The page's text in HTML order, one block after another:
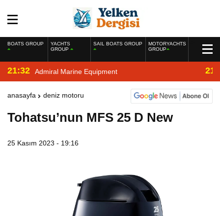
BOATS GROUP
YACHTS
GROUP
SAIL BOATS GROUP
MOTORYACHTS
GROUP
21:32 Admiral Marine Equipment
anasayfa deniz motoru
Tohatsu’nun MFS 25 D New
25 Kasım 2023 - 19:16